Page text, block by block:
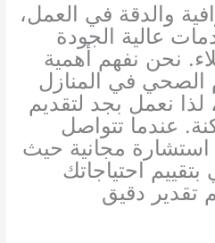
والدقة في العمل،
عالية الجودة
نحن نفهم أهمية
الصحي في المنازل
لذا نعمل بجد لتقديم
عندما تتواصل
مجانية حيث
احتياجاتك
تقدير دقيق